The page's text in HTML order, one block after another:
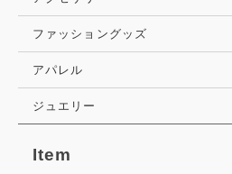
ファッショングッズ
アパレル
ジュエリー
Item